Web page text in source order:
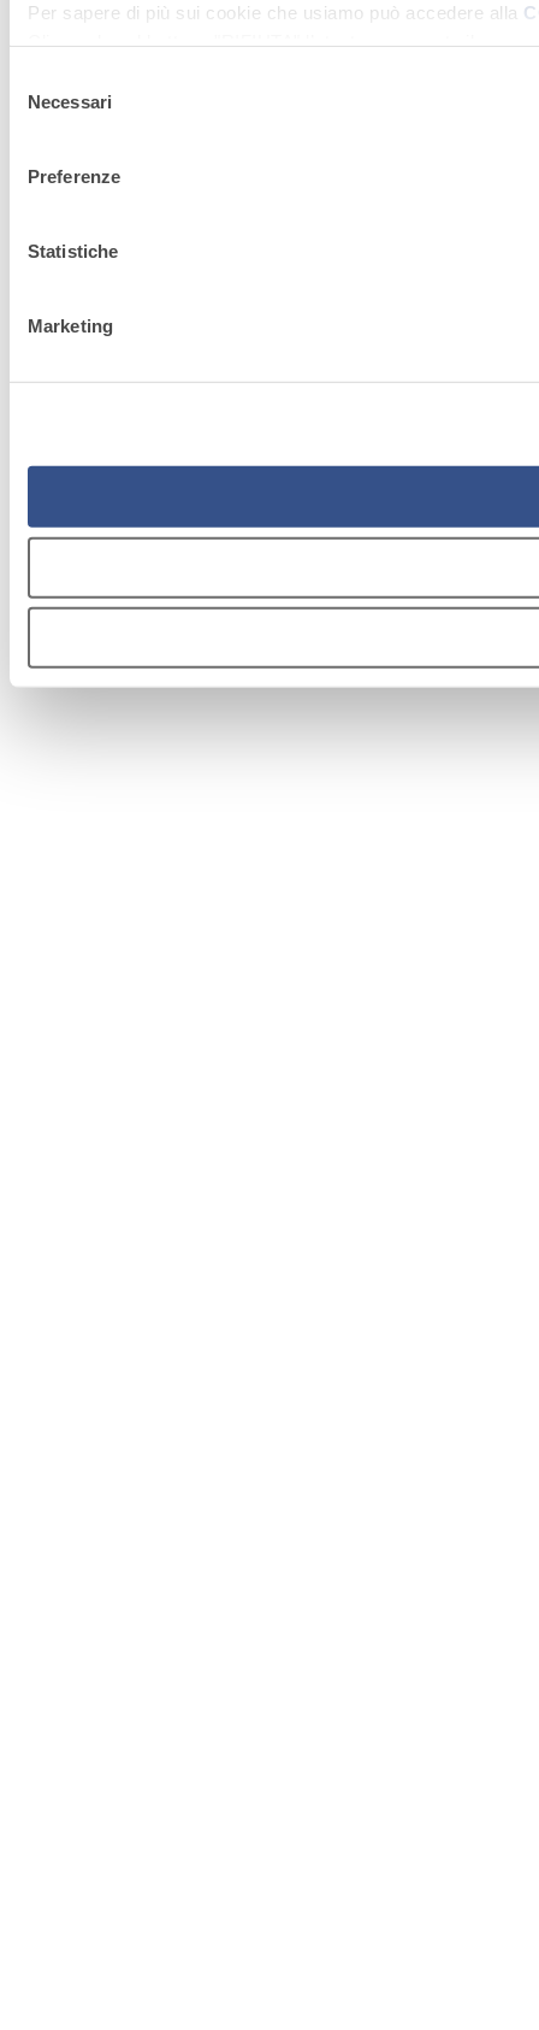
Per sapere di più sui cookie che usiamo può accedere alla
delNecessari
Preferenze
Statistiche
Marketing